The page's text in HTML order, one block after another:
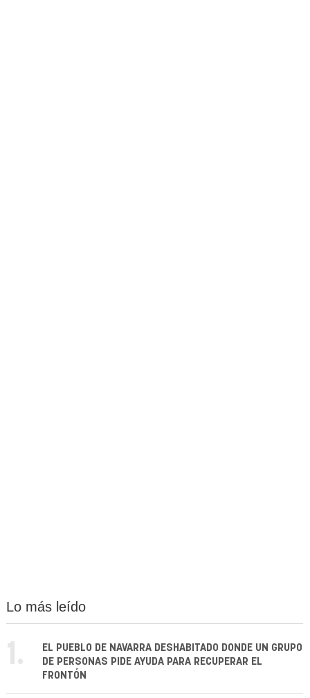
Lo más leído
1.
EL PUEBLO DE NAVARRA DESHABITADO DONDE UN GRUPO
DE PERSONAS PIDE AYUDA PARA RECUPERAR EL
FRONTÓN